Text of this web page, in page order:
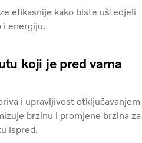
efikasnije kako biste uštedjeli
i energiju.
koji je pred vama
i upravljivost otključavanjem
brzinu i promjene brzina za
ispred.